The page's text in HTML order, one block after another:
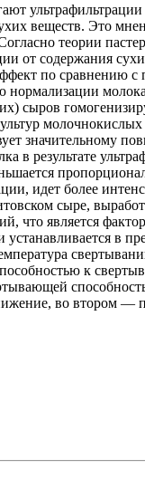
веществ. Это
теории
от содержания
по сравнению с
сыров
значительному
в результате
идет более
сыре,
что является
к
во втором